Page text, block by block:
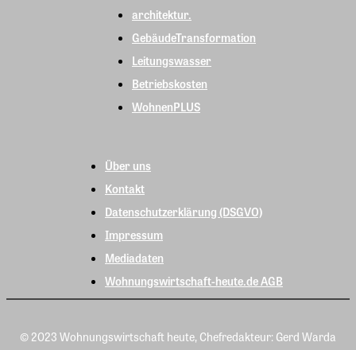
architektur.
GebäudeTransformation
Leitungswasser
Betriebskosten
WohnenPLUS
Über uns
Kontakt
Datenschutzerklärung (DSGVO)
Impressum
Mediadaten
Wohnungswirtschaft-heute.de AGB
© 2023 Wohnungswirtschaft heute, Chefredakteur: Gerd Warda